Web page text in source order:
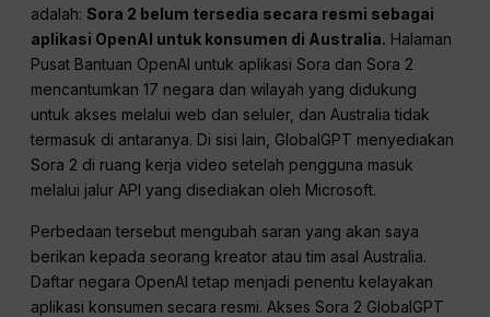
adalah:Sora 2 belum tersedia secara resmi sebagai
aplikasi OpenAI untuk konsumen di Australia. Halaman
Pusat Bantuan OpenAI untuk aplikasi Sora dan Sora 2
mencantumkan 17 negara dan wilayah yang didukung
untuk akses melalui web dan seluler, dan Australia tidak
termasuk di antaranya. Di sisi lain, GlobalGPT menyediakan
Sora 2 di ruang kerja video setelah pengguna masuk
melalui jalur API yang disediakan oleh Microsoft.
Perbedaan tersebut mengubah saran yang akan saya
berikan kepada seorang kreator atau tim asal Australia.
Daftar negara OpenAI tetap menjadi penentu kelayakan
aplikasi konsumen secara resmi. Akses Sora 2 GlobalGPT